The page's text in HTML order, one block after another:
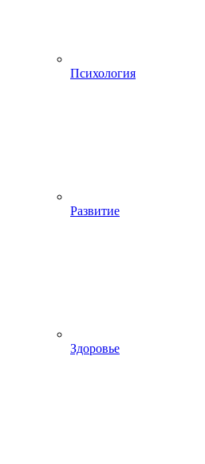
Психология
Развитие
Здоровье